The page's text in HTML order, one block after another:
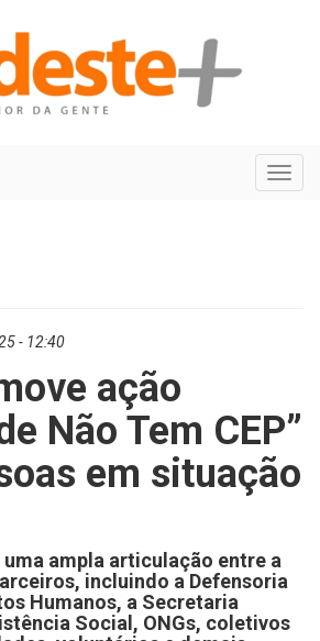
- 12:40
ação
Não Tem CEP”
em situação
ampla articulação entre a
incluindo a Defensoria
Humanos, a Secretaria
Social, ONGs, coletivos